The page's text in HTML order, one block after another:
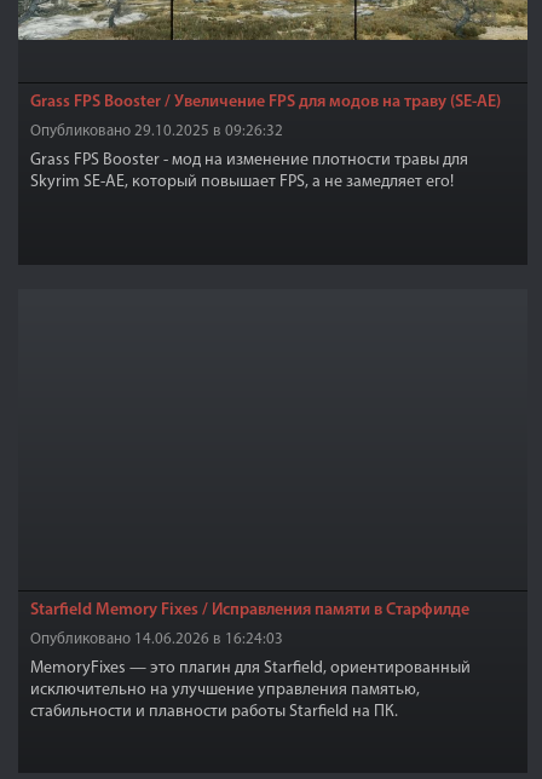
Grass FPS Booster / Увеличение FPS для модов на траву (SE-AE)
Опубликовано 29.10.2025 в 09:26:32
Grass FPS Booster - мод на изменение плотности травы для
Skyrim SE-AE, который повышает FPS, а не замедляет его!
Starfield Memory Fixes / Исправления памяти в Старфилде
Опубликовано 14.06.2026 в 16:24:03
MemoryFixes — это плагин для Starfield, ориентированный
исключительно на улучшение управления памятью,
стабильности и плавности работы Starfield на ПК.